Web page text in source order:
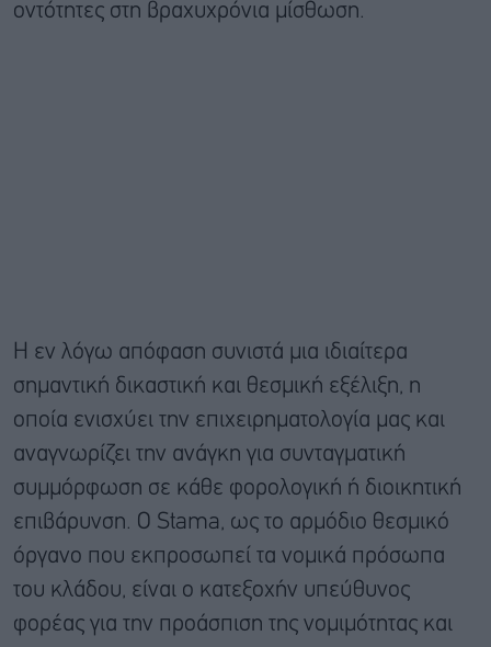
οντότητες στη βραχυχρόνια μίσθωση.
Η εν λόγω απόφαση συνιστά μια ιδιαίτερα
σημαντική δικαστική και θεσμική εξέλιξη, η
οποία ενισχύει την επιχειρηματολογία μας και
αναγνωρίζει την ανάγκη για συνταγματική
συμμόρφωση σε κάθε φορολογική ή διοικητική
επιβάρυνση. Ο Stama, ως το αρμόδιο θεσμικό
όργανο που εκπροσωπεί τα νομικά πρόσωπα
του κλάδου, είναι ο κατεξοχήν υπεύθυνος
φορέας για την προάσπιση της νομιμότητας και